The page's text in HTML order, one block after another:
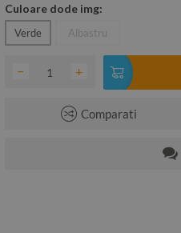
Culoare dode img:
Verde Albastru
+
−
Comparati